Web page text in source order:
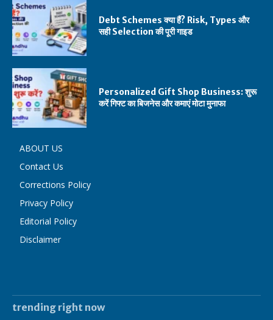
Debt Schemes क्या हैं? Risk, Types और
सही Selection की पूरी गाइड
Personalized Gift Shop Business: शुरू
करें गिफ्ट का बिजनेस और कमाएं मोटा मुनाफा
ABOUT US
Contact Us
Corrections Policy
Privacy Policy
Editorial Policy
Disclaimer
trending right now